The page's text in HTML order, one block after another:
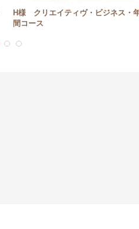
H様 クリエイティヴ・ビジネス・
間コース